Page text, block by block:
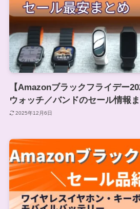
【Amazonブラックフライデー
ウォッチ／バンドのセール情報
2025年12月6日